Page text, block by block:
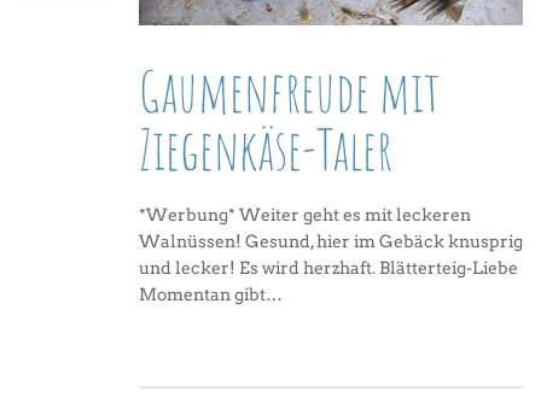
Gaumenfreude mit
Ziegenkäse-Taler
*Werbung* Weiter geht es mit leckeren
Walnüssen! Gesund, hier im Gebäck knusprig
und lecker! Es wird herzhaft. Blätterteig-Liebe
Momentan gibt…